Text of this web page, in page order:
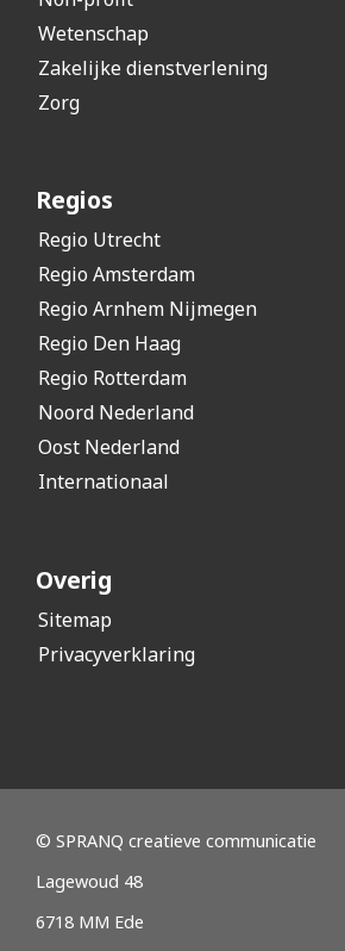
Wetenschap
Zakelijke dienstverlening
Zorg
Regios
Regio Utrecht
Regio Amsterdam
Regio Arnhem Nijmegen
Regio Den Haag
Regio Rotterdam
Noord Nederland
Oost Nederland
Internationaal
Overig
Sitemap
Privacyverklaring
© SPRANQ creatieve communicatie
Lagewoud 48
6718 MM Ede